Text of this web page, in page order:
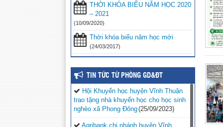
THỜI KHÓA BIỂU NĂM HỌC 2020
– 2021
(10/09/2020)
Thời khóa biểu năm học mới
(24/03/2017)
TIN TỨC TỪ PHÒNG GD&ĐT
Hội Khuyến học huyện Vĩnh Thuận
trao tặng nhà khuyến học cho học sinh
nghèo xã Phong Đông(25/09/2023)
Agribank chi nhánh huyện Vĩnh